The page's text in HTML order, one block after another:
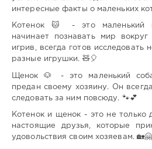
интересные факты о маленьких
Котенок 🐱 - это маленький
начинает познавать мир
игрив, всегда готов исследовать
разные игрушки. 🧸🎈
Щенок 🐶 - это маленький
предан своему хозяину. Он
следовать за ним повсюду. 🐾💕
Котенок и щенок - это не только
настоящие друзья, которые
удовольствия своим хозяевам. 🏡🤗